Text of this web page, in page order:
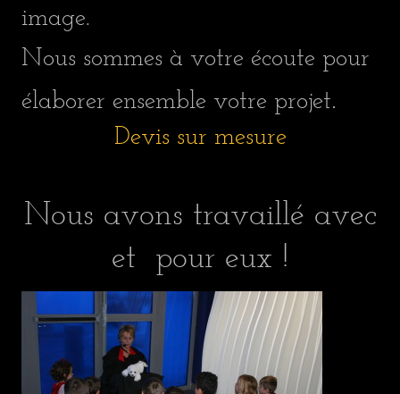
image.
Nous sommes à votre écoute pour
élaborer ensemble votre projet.
Devis sur mesure
Nous avons travaillé avec
et pour eux !